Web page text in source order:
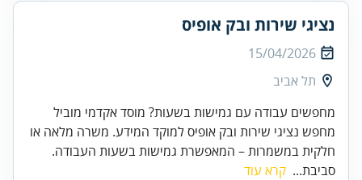
נציגי שירות ובק אופיס
15/04/2026
תל אביב
מחפשים עבודה עם גמישות בשעות? מוסד אקדמי מוביל
מחפש נציגי שירות ובק אופיס למוקד המידע. משרה מלאה או
חלקית במשמרות – המאפשרת גמישות בשעות העבודה.
סביבת... קרא עוד